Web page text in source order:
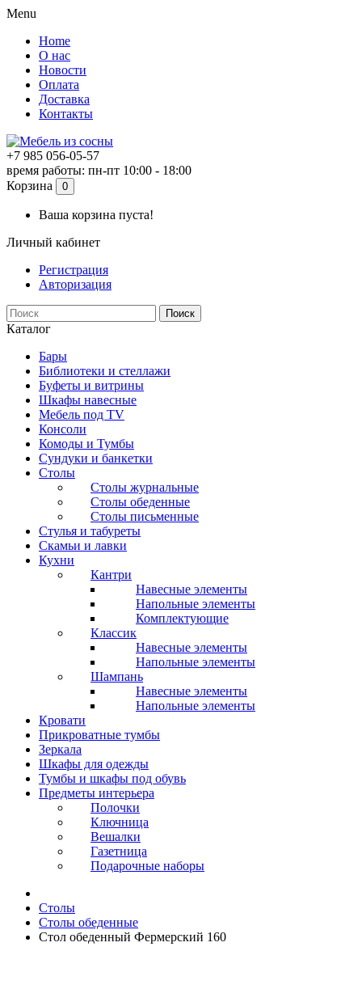
Menu
Home
О нас
Новости
Оплата
Доставка
Контакты
+7 985 056-05-57
время работы: пн-пт 10:00 - 18:00
Корзина
0
Ваша корзина пуста!
Личный кабинет
Регистрация
Авторизация
Поиск
Каталог
Бары
Библиотеки и стеллажи
Буфеты и витрины
Шкафы навесные
Мебель под ТV
Консоли
Комоды и Тумбы
Сундуки и банкетки
Столы
Столы журнальные
Столы обеденные
Столы письменные
Стулья и табуреты
Скамьи и лавки
Кухни
Кантри
Навесные элементы
Напольные элементы
Комплектующие
Классик
Навесные элементы
Напольные элементы
Шампань
Навесные элементы
Напольные элементы
Кровати
Прикроватные тумбы
Зеркала
Шкафы для одежды
Тумбы и шкафы под обувь
Предметы интерьера
Полочки
Ключница
Вешалки
Газетница
Подарочные наборы
Столы
Столы обеденные
Стол обеденный Фермерский 160